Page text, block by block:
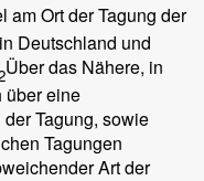
am Ort der Tagung der
Deutschland und
Über das Nähere, in
über eine
Tagung, sowie
Tagungen
Art der